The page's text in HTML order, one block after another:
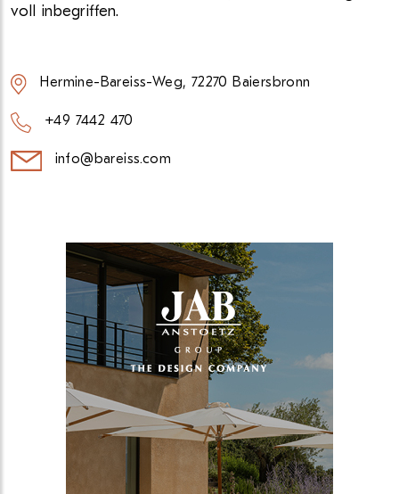
voll inbegriffen.
Hermine-Bareiss-Weg, 72270 Baiersbronn
+49 7442 470
info@bareiss.com